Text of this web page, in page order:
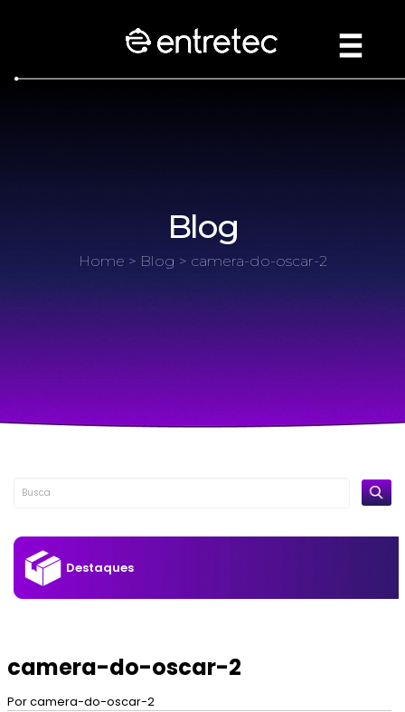
Blog
Home > Blog > camera-do-oscar-2
camera-do-oscar-2
Por camera-do-oscar-2
Destaques